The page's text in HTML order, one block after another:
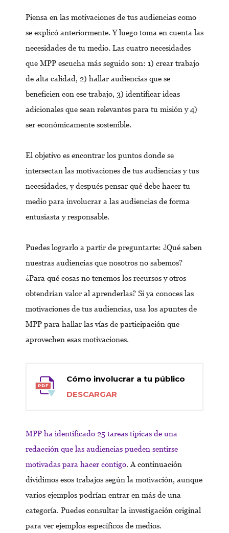
Piensa en las motivaciones de tus audiencias como
se explicó anteriormente. Y luego toma en cuenta las
necesidades de tu medio. Las cuatro necesidades
que MPP escucha más seguido son: 1) crear trabajo
de alta calidad, 2) hallar audiencias que se
beneficien con ese trabajo, 3) identificar ideas
adicionales que sean relevantes para tu misión y 4)
ser económicamente sostenible.
El objetivo es encontrar los puntos donde se
intersectan las motivaciones de tus audiencias y tus
necesidades, y después pensar qué debe hacer tu
medio para involucrar a las audiencias de forma
entusiasta y responsable.
Puedes lograrlo a partir de preguntarte: ¿Qué saben
nuestras audiencias que nosotros no sabemos?
¿Para qué cosas no tenemos los recursos y otros
obtendrían valor al aprenderlas? Si ya conoces las
motivaciones de tus audiencias, usa los apuntes de
MPP para hallar las vías de participación que
aprovechen esas motivaciones.
Cómo involucrar a tu público
DESCARGAR
MPP ha identificado 25 tareas típicas de una
redacción que las audiencias pueden sentirse
motivadas para hacer contigo. A continuación
dividimos esos trabajos según la motivación, aunque
varios ejemplos podrían entrar en más de una
categoría. Puedes consultar la investigación original
para ver ejemplos específicos de medios.